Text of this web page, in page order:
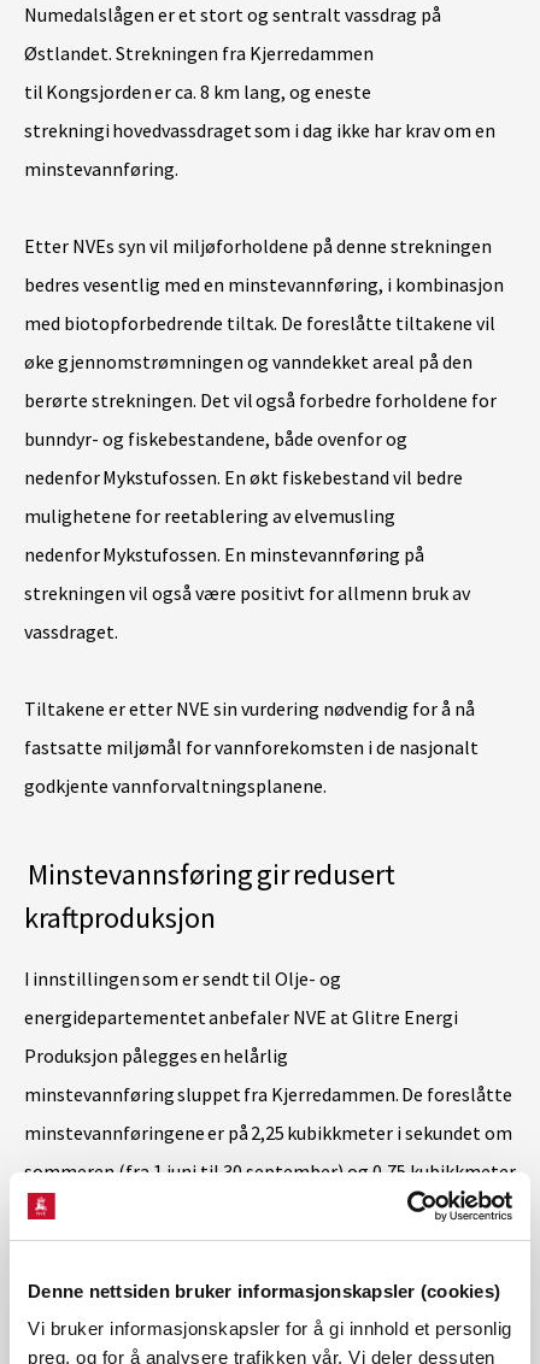
Denne nettsiden bruker informasjonskapsler (cookies)
Vi bruker informasjonskapsler for å gi innhold et personlig
preg, og for å analysere trafikken vår. Vi deler dessuten
Numedalslågen er et stort og sentralt vassdrag på
Østlandet. Strekningen fra Kjerredammen
til Kongsjorden er ca. 8 km lang, og eneste
strekningi hovedvassdraget som i dag ikke har krav om en
minstevannføring.
Etter NVEs syn vil miljøforholdene på denne strekningen
bedres vesentlig med en minstevannføring, i kombinasjon
med biotopforbedrende tiltak. De foreslåtte tiltakene vil
øke gjennomstrømningen og vanndekket areal på den
berørte strekningen. Det vil også forbedre forholdene for
bunndyr- og fiskebestandene, både ovenfor og
nedenfor Mykstufossen. En økt fiskebestand vil bedre
mulighetene for reetablering av elvemusling
nedenfor Mykstufossen. En minstevannføring på
strekningen vil også være positivt for allmenn bruk av
vassdraget.
Tiltakene er etter NVE sin vurdering nødvendig for å nå
fastsatte miljømål for vannforekomsten i de nasjonalt
godkjente vannforvaltningsplanene.
Minstevannsføring gir redusert
kraftproduksjon
I innstillingen som er sendt til Olje- og
energidepartementet anbefaler NVE at Glitre Energi
Produksjon pålegges en helårlig
minstevannføring sluppet fra Kjerredammen. De foreslåtte
minstevannføringene er på 2,25 kubikkmeter i sekundet om
sommeren (fra 1.juni til 30.september) og 0,75 kubikkmeter
i sekundet om vinteren (fra 1.oktober til 31.mai),
kombinert med biotopforbedrende tiltak.
Denne minstevannføringen vil medføre en redusert